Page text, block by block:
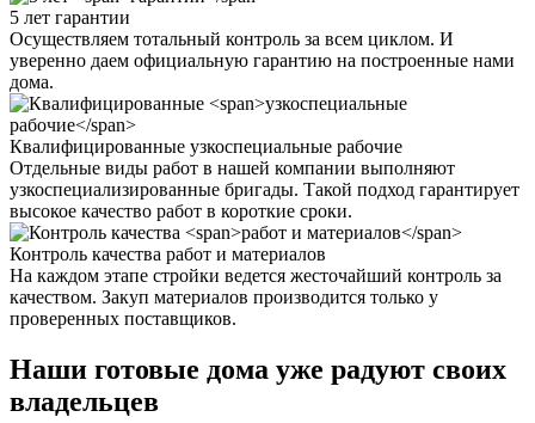
5 лет гарантии
Осуществляем тотальный контроль за всем циклом. И
уверенно даем официальную гарантию на построенные нами
дома.
Квалифицированные узкоспециальные рабочие
Отдельные виды работ в нашей компании выполняют
узкоспециализированные бригады. Такой подход гарантирует
высокое качество работ в короткие сроки.
Контроль качества работ и материалов
На каждом этапе стройки ведется жесточайший контроль за
качеством. Закуп материалов производится только у
проверенных поставщиков.
Наши готовые дома уже радуют своих
владельцев